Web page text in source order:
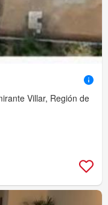
Villar, Región de